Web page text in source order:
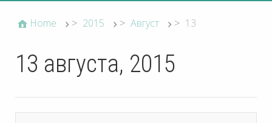
Home > 2015 > Август > 13
13 августа, 2015